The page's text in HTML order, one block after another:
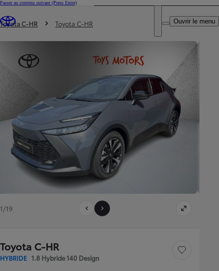
Passer au contenu suivant (Press Enter)
Trouvez un partenaire Toyota
DEALER NAME
Ouvrir le menu
Vous êtes ici
Toyota C-HR Toyota C-HR
1/19
Toyota C-HR
HYBRIDE 1.8 Hybride 140 Design
Sauvegarder le